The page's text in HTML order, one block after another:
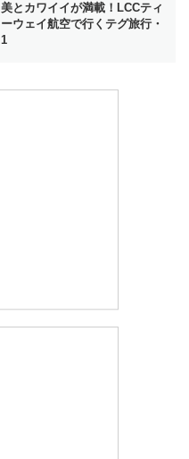
美とカワイイが満載！LCCティ
ーウェイ航空で行くテグ旅行・
1